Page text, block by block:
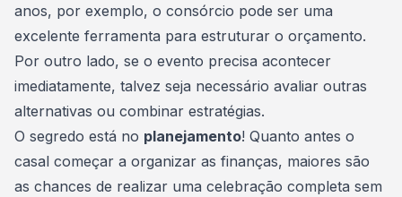
anos, por exemplo, o consórcio pode ser uma
excelente ferramenta para estruturar o orçamento.
Por outro lado, se o evento precisa acontecer
imediatamente, talvez seja necessário avaliar outras
alternativas ou combinar estratégias.
O segredo está no planejamento! Quanto antes o
casal começar a organizar as finanças, maiores são
as chances de realizar uma celebração completa sem